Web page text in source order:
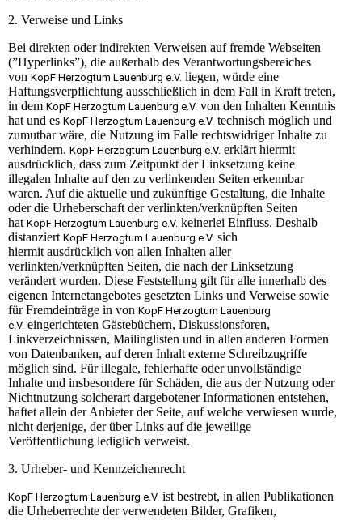
2. Verweise und Links
Bei direkten oder indirekten Verweisen auf fremde Webseiten
(”Hyperlinks”), die außerhalb des Verantwortungsbereiches
von KopF Herzogtum Lauenburg e.V. liegen, würde eine
Haftungsverpflichtung ausschließlich in dem Fall in Kraft treten,
in dem KopF Herzogtum Lauenburg e.V. von den Inhalten Kenntnis
hat und es KopF Herzogtum Lauenburg e.V. technisch möglich und
zumutbar wäre, die Nutzung im Falle rechtswidriger Inhalte zu
verhindern. KopF Herzogtum Lauenburg e.V. erklärt hiermit
ausdrücklich, dass zum Zeitpunkt der Linksetzung keine
illegalen Inhalte auf den zu verlinkenden Seiten erkennbar
waren. Auf die aktuelle und zukünftige Gestaltung, die Inhalte
oder die Urheberschaft der verlinkten/verknüpften Seiten
hat KopF Herzogtum Lauenburg e.V. keinerlei Einfluss. Deshalb
distanziert KopF Herzogtum Lauenburg e.V. sich
hiermit ausdrücklich von allen Inhalten aller
verlinkten/verknüpften Seiten, die nach der Linksetzung
verändert wurden. Diese Feststellung gilt für alle innerhalb des
eigenen Internetangebotes gesetzten Links und Verweise sowie
für Fremdeinträge in von KopF Herzogtum Lauenburg
e.V. eingerichteten Gästebüchern, Diskussionsforen,
Linkverzeichnissen, Mailinglisten und in allen anderen Formen
von Datenbanken, auf deren Inhalt externe Schreibzugriffe
möglich sind. Für illegale, fehlerhafte oder unvollständige
Inhalte und insbesondere für Schäden, die aus der Nutzung oder
Nichtnutzung solcherart dargebotener Informationen entstehen,
haftet allein der Anbieter der Seite, auf welche verwiesen wurde,
nicht derjenige, der über Links auf die jeweilige
Veröffentlichung lediglich verweist.
3. Urheber- und Kennzeichenrecht
KopF Herzogtum Lauenburg e.V. ist bestrebt, in allen Publikationen
die Urheberrechte der verwendeten Bilder, Grafiken,